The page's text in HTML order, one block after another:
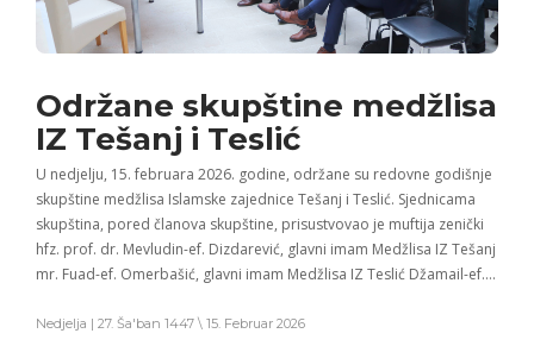
Održane skupštine medžlisa
IZ Tešanj i Teslić
U nedjelju, 15. februara 2026. godine, održane su redovne godišnje
skupštine medžlisa Islamske zajednice Tešanj i Teslić. Sjednicama
skupština, pored članova skupštine, prisustvovao je muftija zenički
hfz. prof. dr. Mevludin-ef. Dizdarević, glavni imam Medžlisa IZ Tešanj
mr. Fuad-ef. Omerbašić, glavni imam Medžlisa IZ Teslić Džamail-ef….
Nedjelja | 27. Ša'ban 1447 \ 15. Februar 2026